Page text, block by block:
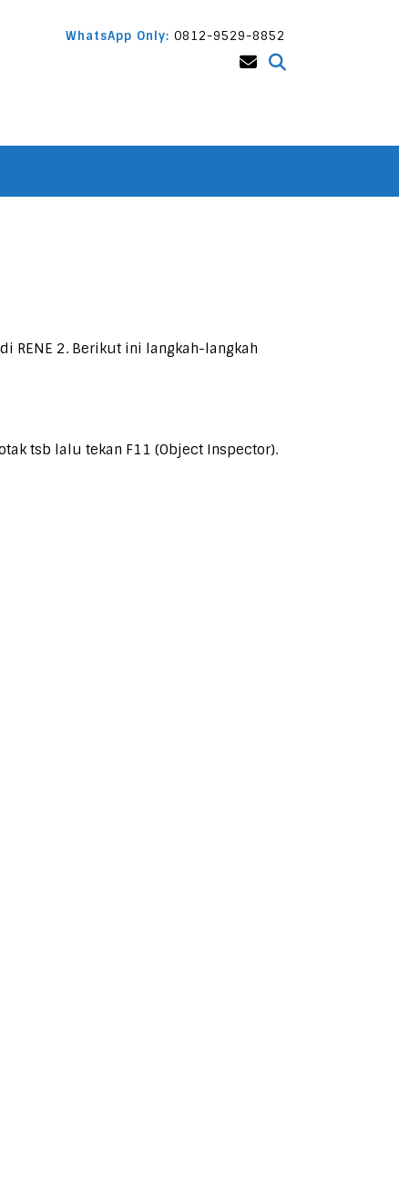
WhatsApp Only: 0812-9529-8852
RENE 2. Berikut ini langkah-langkah
tsb lalu tekan F11 (Object Inspector).